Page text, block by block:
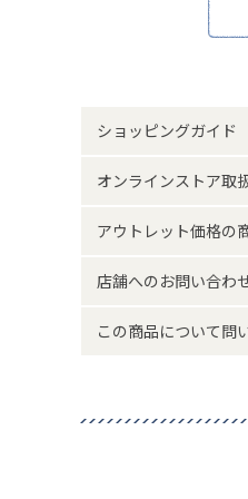
サイズ詳細(cm)約
ショッピングガイド
オンラインストア取
アウトレット価格の
店舗へのお問い合わ
この商品について問